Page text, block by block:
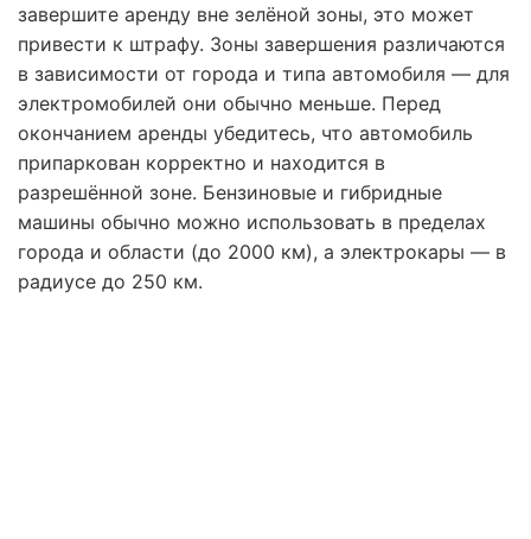
завершите аренду вне зелёной зоны, это может
привести к штрафу. Зоны завершения различаются
в зависимости от города и типа автомобиля — для
электромобилей они обычно меньше. Перед
окончанием аренды убедитесь, что автомобиль
припаркован корректно и находится в
разрешённой зоне. Бензиновые и гибридные
машины обычно можно использовать в пределах
города и области (до 2000 км), а электрокары — в
радиусе до 250 км.